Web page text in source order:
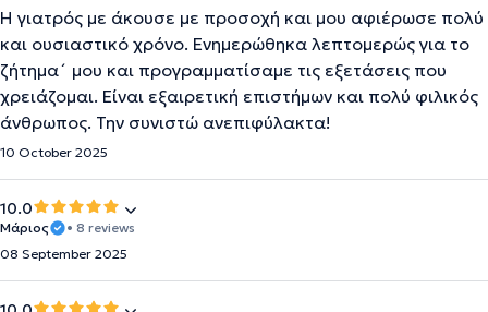
Η γιατρός με άκουσε με προσοχή και μου αφιέρωσε πολύ
και ουσιαστικό χρόνο. Ενημερώθηκα λεπτομερώς για το
ζήτημα´ μου και προγραμματίσαμε τις εξετάσεις που
χρειάζομαι. Είναι εξαιρετική επιστήμων και πολύ φιλικός
άνθρωπος. Την συνιστώ ανεπιφύλακτα!
10 October 2025
10.0
Μάριος
• 8 reviews
08 September 2025